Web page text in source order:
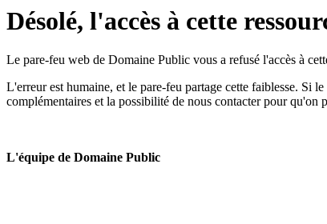
Désolé, l'accès à cette
Le pare-feu web de Domaine Public vous a refusé l'accès à
L'erreur est humaine, et le pare-feu partage cette faiblesse. Si
complémentaires et la possibilité de nous contacter pour qu'on
L'équipe de Domaine Public